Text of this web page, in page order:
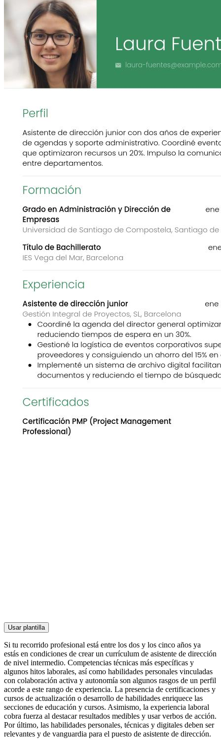
Usar plantilla
Si tu recorrido profesional está entre los dos y los cinco años ya
estás en condiciones de crear un currículum de asistente de dirección
de nivel intermedio. Competencias técnicas más específicas y
algunos hitos laborales, así como habilidades personales vinculadas
con colaboración activa y autonomía son algunos rasgos de un perfil
acorde a este rango de experiencia. La presencia de certificaciones y
cursos de actualización o desarrollo de habilidades enriquece las
secciones de educación y cursos. Asimismo, la experiencia laboral
cobra fuerza al destacar resultados medibles y usar verbos de acción.
Por último, las habilidades personales, técnicas y digitales deben ser
relevantes y de vanguardia para el puesto de asistente de dirección.